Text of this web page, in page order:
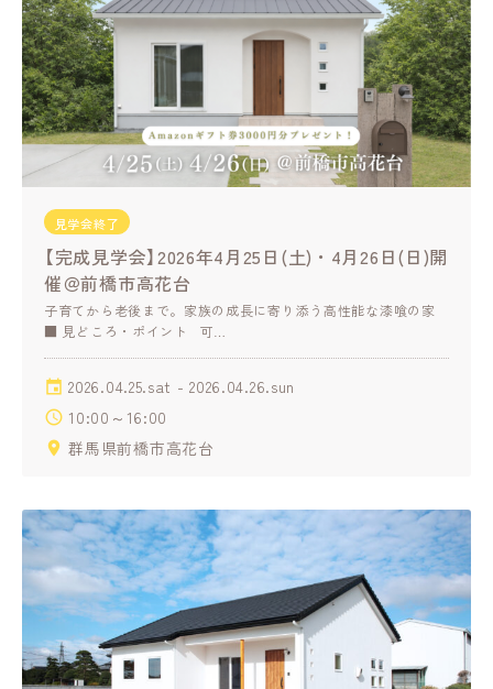
見学会終了
【完成見学会】2026年4月25日(土)・4月26日(日)開
催＠前橋市高花台
子育てから老後まで。家族の成長に寄り添う高性能な漆喰の家
■ 見どころ・ポイント 可…
2026.04.25.sat - 2026.04.26.sun
10:00～16:00
群馬県前橋市高花台